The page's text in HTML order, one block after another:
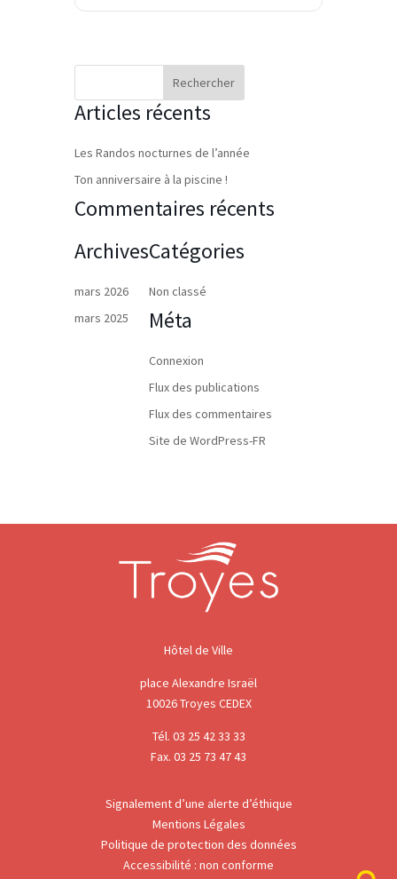
Articles récents
Les Randos nocturnes de l’année
Ton anniversaire à la piscine !
Commentaires récents
Archives
mars 2026
mars 2025
Catégories
Non classé
Méta
Connexion
Flux des publications
Flux des commentaires
Site de WordPress-FR
Hôtel de Ville
place Alexandre Israël
10026 Troyes CEDEX
Tél. 03 25 42 33 33
Fax. 03 25 73 47 43
Signalement d’une alerte d’éthique
Mentions Légales
Politique de protection des données
Accessibilité : non conforme